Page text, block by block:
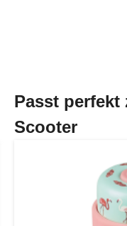
Passt perfekt
Scooter